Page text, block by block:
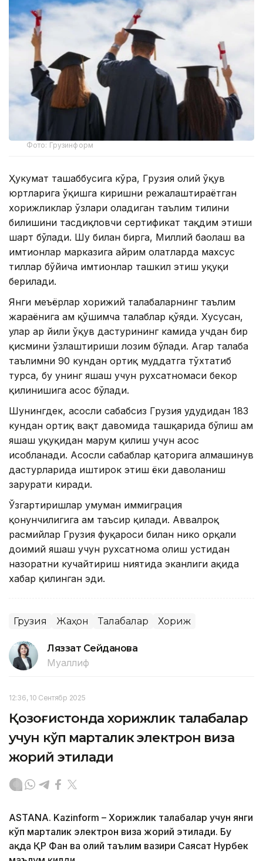
Фото: Грузинформ
Ҳукумат ташаббусига кўра, Грузия олий ўқув
юртларига ўқишга киришни режалаштираётган
хорижликлар ўзлари оладиган таълим тилини
билишини тасдиқловчи сертификат тақдим этиши
шарт бўлади. Шу билан бирга, Миллий баҳолаш ва
имтиҳонлар марказига айрим ҳолатларда махсус
тиллар бўйича имтиҳонлар ташкил этиш ҳуқуқи
берилади.
Янги меъёрлар хорижий талабаларнинг таълим
жараёнига ҳам қўшимча талаблар қўяди. Хусусан,
улар ҳар йили ўқув дастурининг камида учдан бир
қисмини ўзлаштириши лозим бўлади. Агар талаба
таълимни 90 кундан ортиқ муддатга тўхтатиб
турса, бу унинг яшаш учун рухсатномаси бекор
қилинишига асос бўлади.
Шунингдек, асосли сабабсиз Грузия ҳудудидан 183
кундан ортиқ вақт давомида ташқарида бўлиш ҳам
яшаш ҳуқуқидан маҳрум қилиш учун асос
ҳисобланади. Асосли сабаблар қаторига алмашинув
дастурларида иштирок этиш ёки даволаниш
зарурати киради.
Ўзгартиришлар умуман иммиграция
қонунчилигига ҳам таъсир қилади. Аввалроқ
расмийлар Грузия фуқароси билан никоҳ орқали
доимий яшаш учун рухсатнома олиш устидан
назоратни кучайтириш ниятида эканлиги ҳақида
хабар қилинган эди.
Грузия Жаҳон Талабалар Хориж
Ляззат Сейданова
Муаллиф
12:36, 10 Сентябр 2025
Қозоғистонда хорижлик талабалар
учун кўп марталик электрон виза
жорий этилади
ASTANA. Kazinform – Хорижлик талабалар учун янги
кўп марталик электрон виза жорий этилади. Бу
ҳақда ҚР Фан ва олий таълим вазири Саясат Нурбек